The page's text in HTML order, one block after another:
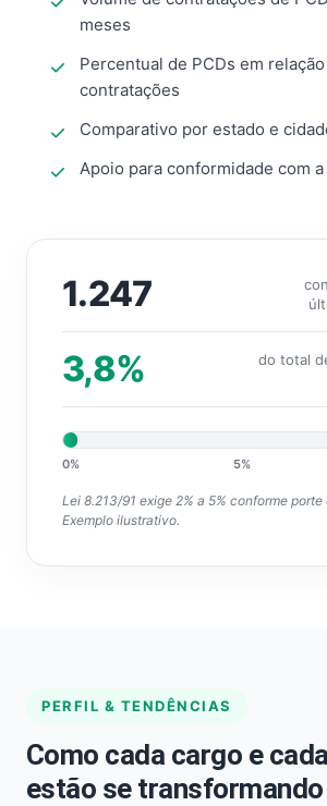
meses
Percentual de PCDs em
contratações
Comparativo por estado e
Apoio para conformidade com
1.247
3,8%
do total
0% 5%
Lei 8.213/91 exige 2% a 5% conforme porte
Exemplo ilustrativo.
PERFIL & TENDÊNCIAS
Como cada cargo e
estão se transformando